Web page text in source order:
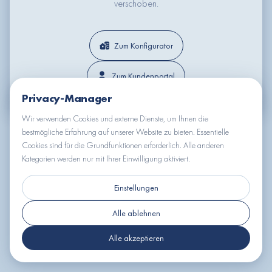
verschoben.
Zum Konfigurator
Zum Kundenportal
Privacy-Manager
Wir verwenden Cookies und externe Dienste, um Ihnen die
bestmögliche Erfahrung auf unserer Website zu bieten. Essentielle
Cookies sind für die Grundfunktionen erforderlich. Alle anderen
Kategorien werden nur mit Ihrer Einwilligung aktiviert.
Einstellungen
Alle ablehnen
Alle akzeptieren